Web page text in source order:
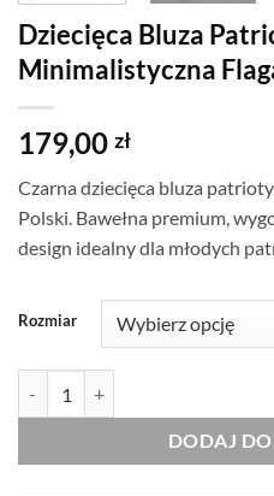
Dziecięca Bluza
Minimalistyczna
179,00 zł
Czarna dziecięca bluza
Polski. Bawełna premium,
design idealny dla młodych
Rozmiar
DODAJ